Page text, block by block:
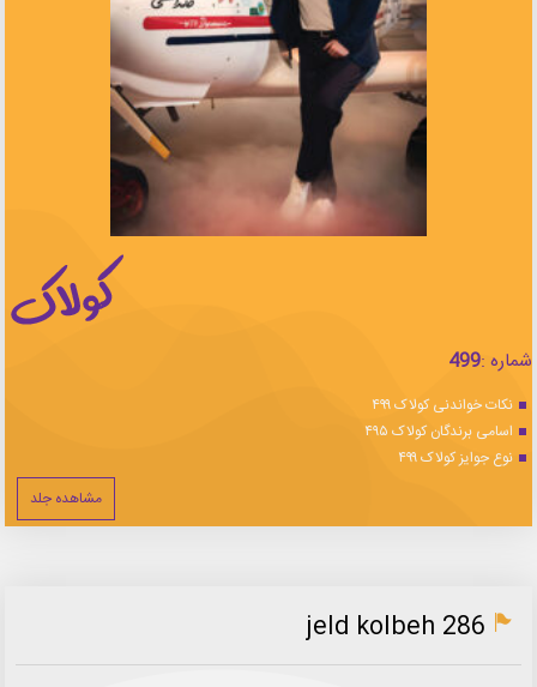
شماره :499
نکات خواندنی کولاک ۴۹۹
اسامی برندگان کولاک ۴۹۵
نوع جوایز کولاک ۴۹۹
مشاهده جلد
jeld kolbeh 286